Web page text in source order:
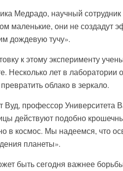
Медрадо, научный
маленькие, они не создадут
дождевую тучу».
к этому эксперименту
Несколько лет в
облако в зеркало.
Вуд, профессор
действуют подобно
в космос. Мы надеемся, что
планеты».
быть сегодня важнее